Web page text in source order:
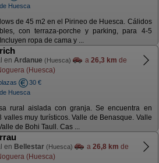
Huesca
de 45 m2 en el Pirineo de Huesca. Cálidos
con terraza-porche y parking, para 4-5
ropa de cama y ...
en Ardanue (Huesca) a 26,3 km de
(Huesca)
30 €
Huesca
rural aislada con granja. Se encuentra en
valles muy turísticos. Valle de Benasque. Valle
de Bohi Taull. Cas ...
en Bellestar (Huesca) a 26,8 km de
(Huesca)